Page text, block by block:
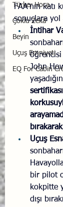
Türker Hoca
Çoklu Zekâ
Beyin
Uçuş Emniyeti
EQ For Cabin
FAA'nın katı
sonuçlara yol
İntihar
öğrencisi
John
Uçuş
bir pilot
kokpitte
dışı